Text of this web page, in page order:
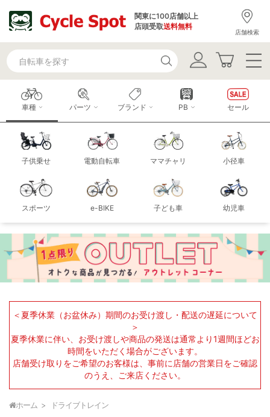
関東に100店舗以上
店頭受取送料無料
店舗検索
車種
子供乗せ 電動自転車 ママチャリ 小径車
スポーツ e-BIKE 子ども車 幼児車
パーツ ブランド PB セール
＜夏季休業（お盆休み）期間のお受け渡し・配送の遅延について
＞
夏季休業に伴い、お受け渡しや商品の発送は通常より1週間ほどお
時間をいただく場合がございます。
店舗受け取りをご希望のお客様は、事前に店舗の営業日をご確認
のうえ、ご来店ください。
ホーム ドライブトレイン